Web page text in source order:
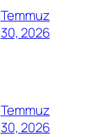
Temmuz
30, 2026
Temmuz
30, 2026